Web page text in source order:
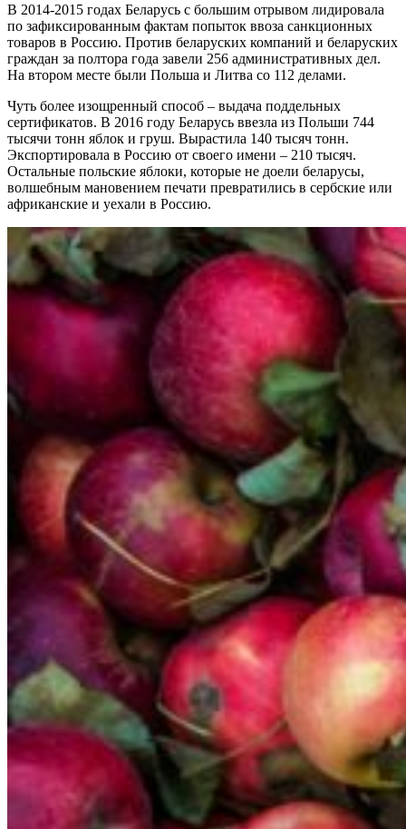
В 2014-2015 годах Беларусь с большим отрывом лидировала
по зафиксированным фактам попыток ввоза санкционных
товаров в Россию. Против беларуских компаний и беларуских
граждан за полтора года завели 256 административных дел.
На втором месте были Польша и Литва со 112 делами.
Чуть более изощренный способ – выдача поддельных
сертификатов. В 2016 году Беларусь ввезла из Польши 744
тысячи тонн яблок и груш. Вырастила 140 тысяч тонн.
Экспортировала в Россию от своего имени – 210 тысяч.
Остальные польские яблоки, которые не доели беларусы,
волшебным мановением печати превратились в сербские или
африканские и уехали в Россию.